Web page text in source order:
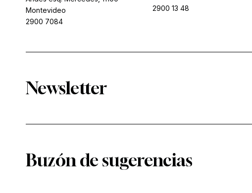
Montevideo
2900 7084
2900 13 48
Newsletter
Buzón de sugerencias